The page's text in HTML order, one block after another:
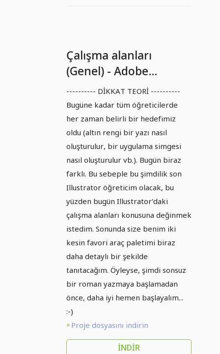
Çalışma alanları
(Genel) - Adobe
Illustrator
---------- DİKKAT TEORİ ----------
Bugüne kadar tüm öğreticilerde
her zaman belirli bir hedefimiz
oldu (altın rengi bir yazı nasıl
oluşturulur, bir uygulama simgesi
nasıl oluşturulur vb.). Bugün biraz
farklı. Bu sebeple bu şimdilik son
Illustrator öğreticim olacak, bu
yüzden bugün Illustrator'daki
çalışma alanları konusuna değinmek
istedim. Sonunda size benim iki
kesin favori araç paletimi biraz
daha detaylı bir şekilde
tanıtacağım. Öyleyse, şimdi sonsuz
bir roman yazmaya başlamadan
önce, daha iyi hemen başlayalım...
:-)
Proje dosyasını indirin
İNDIR